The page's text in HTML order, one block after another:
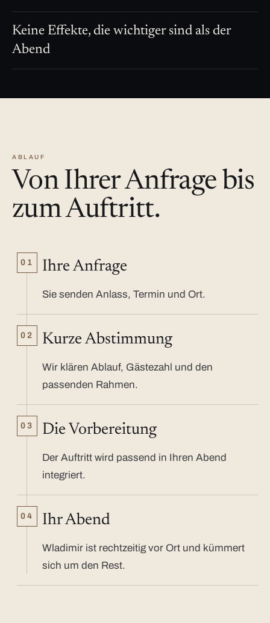
Keine Effekte, die wichtiger sind als der
Abend
ABLAUF
Von Ihrer Anfrage bis
zum Auftritt.
01 Ihre Anfrage
Sie senden Anlass, Termin und Ort.
02 Kurze Abstimmung
Wir klären Ablauf, Gästezahl und den
passenden Rahmen.
03 Die Vorbereitung
Der Auftritt wird passend in Ihren Abend
integriert.
04 Ihr Abend
Wladimir ist rechtzeitig vor Ort und kümmert
sich um den Rest.